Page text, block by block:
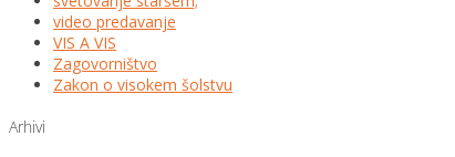
video predavanje
VIS A VIS
Zagovorništvo
Zakon o visokem šolstvu
Arhivi